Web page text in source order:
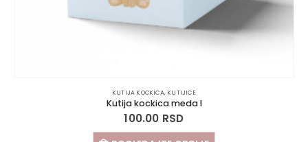
KUTIJA KOCKICA, KUTIJICE
Kutija kockica meda I
100.00 RSD